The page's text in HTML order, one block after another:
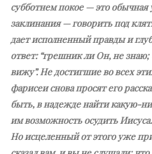
субботнем покое — это
заклинания — говорить под
дает исполненный правды и
ответ: “грешник ли Он, не знаю;
вижу”. Не достигшие во всех
фарисеи снова просят его
быть, в надежде найти какую-
им возможность осудить Иисуса.
Но исцеленный от этого уже